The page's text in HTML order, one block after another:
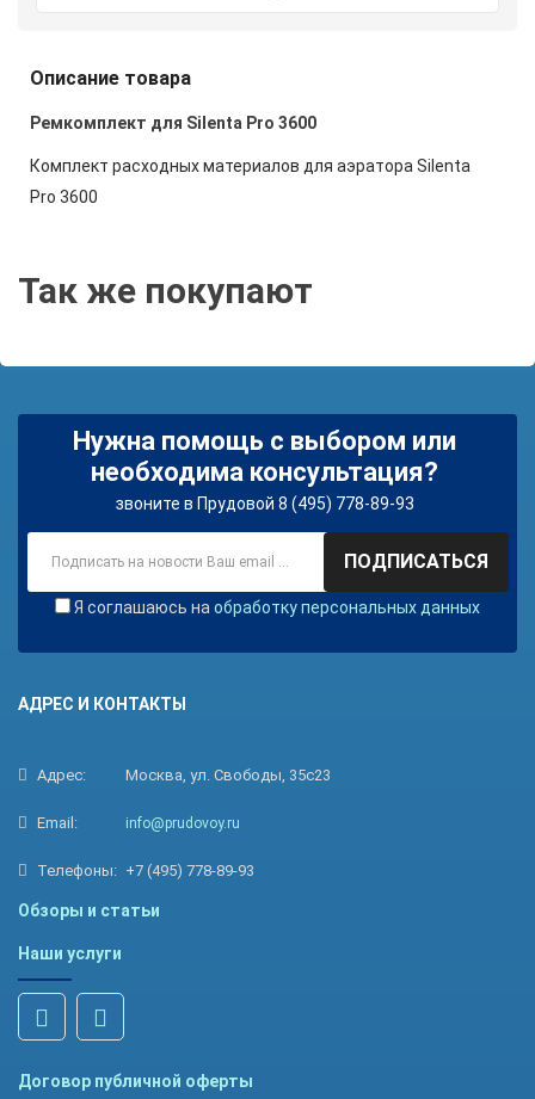
Описание товара
Ремкомплект для Silenta Pro 3600
Комплект расходных материалов для аэратора Silenta
Pro 3600
Так же покупают
Нужна помощь с выбором или
необходима консультация?
звоните в Прудовой 8 (495) 778-89-93
ПОДПИСАТЬСЯ
Я соглашаюсь на обработку персональных данных
АДРЕС И КОНТАКТЫ
Адрес: Москва, ул. Свободы, 35с23
Email: info@prudovoy.ru
Телефоны: +7 (495) 778-89-93
Обзоры и статьи
Наши услуги
Договор публичной оферты